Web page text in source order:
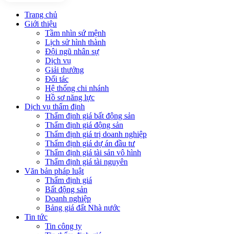
Trang chủ
Giới thiệu
Tầm nhìn sứ mệnh
Lịch sử hình thành
Đội ngũ nhân sự
Dịch vụ
Giải thưởng
Đối tác
Hệ thống chi nhánh
Hồ sơ năng lực
Dịch vụ thẩm định
Thẩm định giá bất động sản
Thẩm định giá động sản
Thẩm định giá trị doanh nghiệp
Thẩm định giá dự án đầu tư
Thẩm định giá tài sản vô hình
Thẩm định giá tài nguyên
Văn bản pháp luật
Thẩm định giá
Bất động sản
Doanh nghiệp
Bảng giá đất Nhà nước
Tin tức
Tin công ty